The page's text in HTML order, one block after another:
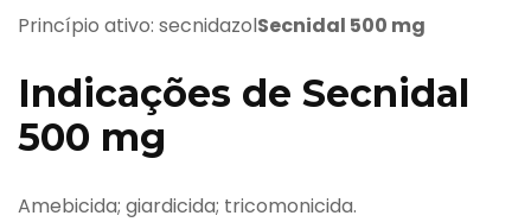
Princípio ativo: secnidazolSecnidal 500 mg
Indicações de Secnidal
500 mg
Amebicida; giardicida; tricomonicida.